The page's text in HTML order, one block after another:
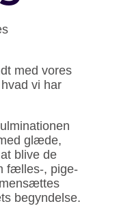
med vores
vi har
glæde,
blive de
fælles-, pige-
begyndelse.